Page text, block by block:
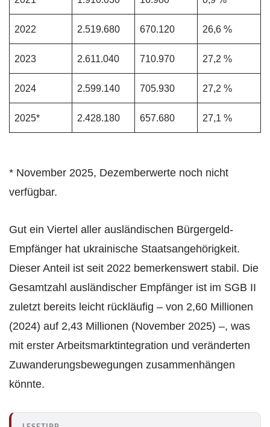
2022 2.519.680 670.120 26,6 %
2023 2.611.040 710.970 27,2 %
2024 2.599.140 705.930 27,2 %
2025* 2.428.180 657.680 27,1 %
* November 2025, Dezemberwerte noch nicht
verfügbar.
Gut ein Viertel aller ausländischen Bürgergeld-
Empfänger hat ukrainische Staatsangehörigkeit.
Dieser Anteil ist seit 2022 bemerkenswert stabil. Die
Gesamtzahl ausländischer Empfänger ist im SGB II
zuletzt bereits leicht rückläufig – von 2,60 Millionen
(2024) auf 2,43 Millionen (November 2025) –, was
mit erster Arbeitsmarktintegration und veränderten
Zuwanderungsbewegungen zusammenhängen
könnte.